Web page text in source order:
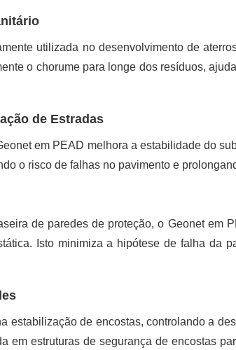
utilizada no desenvolvimento de
o chorume para longe dos resíduos,
de Estradas
em PEAD melhora a estabilidade do
o risco de falhas no pavimento e
de paredes de proteção, o Geonet em
Isto minimiza a hipótese de falha da
estabilização de encostas, controlando a
em estruturas de segurança de encostas